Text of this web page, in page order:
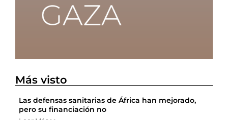
Más visto
Las defensas sanitarias de África han mejorado,
pero su financiación no